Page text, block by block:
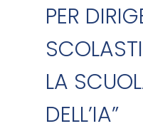
PER
LA
DELL’IA”